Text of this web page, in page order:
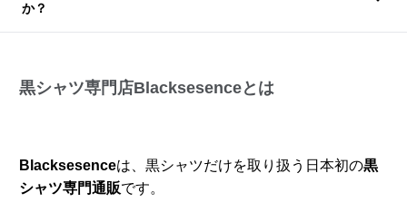
か？
黒シャツ専門店Blacksesenceとは
Blacksesenceは、黒シャツだけを取り扱う日本初の黒
シャツ専門通販です。